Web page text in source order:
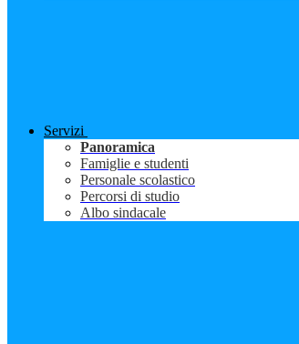
Servizi
Panoramica
Famiglie e studenti
Personale scolastico
Percorsi di studio
Albo sindacale